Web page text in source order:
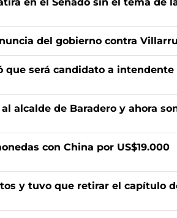
del gobierno contra
será candidato a intendente
alcalde de Baradero y ahora
con China por US$19.000
y tuvo que retirar el capítulo